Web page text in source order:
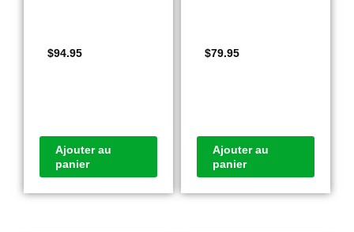
$94.95
Ajouter au
panier
$79.95
Ajouter au
panier